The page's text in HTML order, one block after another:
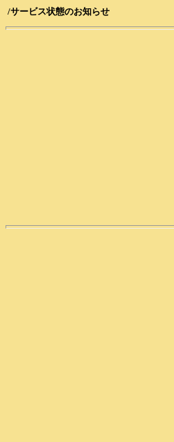
/サービス状態のお知らせ